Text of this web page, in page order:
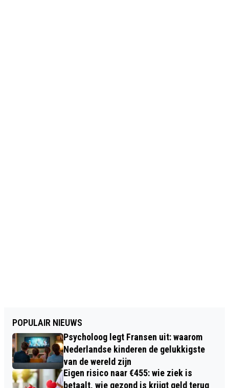
POPULAIR NIEUWS
Psycholoog legt Fransen uit: waarom
Nederlandse kinderen de gelukkigste
van de wereld zijn
Eigen risico naar €455: wie ziek is
betaalt, wie gezond is krijgt geld terug